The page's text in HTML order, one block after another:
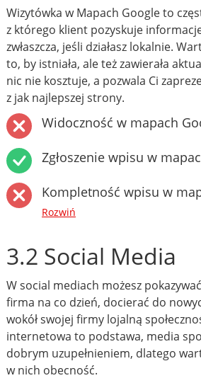
Wizytówka w Mapach Google to
z którego klient pozyskuje
zwłaszcza, jeśli działasz lokalnie.
to, by istniała, ale też zawierała
nic nie kosztuje, a pozwala Ci
z jak najlepszej strony.
Widoczność w mapach
Zgłoszenie wpisu w
Kompletność wpisu w
Rozwiń
3.2 Social Media
W social mediach możesz
firma na co dzień, docierać do
wokół swojej firmy lojalną
internetowa to podstawa, media
dobrym uzupełnieniem, dlatego
w nich obecność.